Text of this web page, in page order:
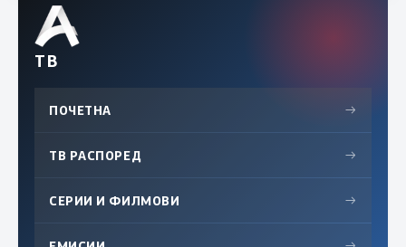
ТВ
ПОЧЕТНА →
ТВ РАСПОРЕД →
СЕРИИ И ФИЛМОВИ →